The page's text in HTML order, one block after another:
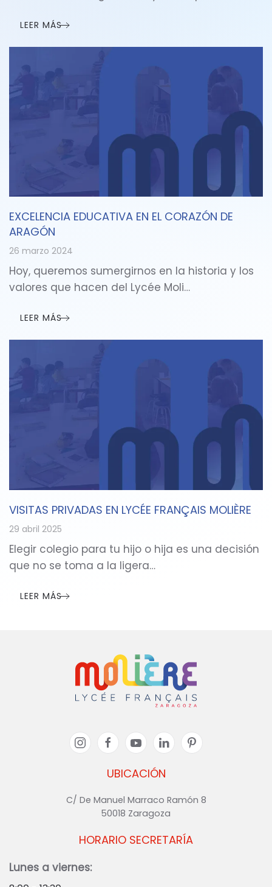
LEER MÁS
EXCELENCIA EDUCATIVA EN EL CORAZÓN DE
ARAGÓN
26 marzo 2024
Hoy, queremos sumergirnos en la historia y los
valores que hacen del Lycée Moli…
LEER MÁS
VISITAS PRIVADAS EN LYCÉE FRANÇAIS MOLIÈRE
29 abril 2025
Elegir colegio para tu hijo o hija es una decisión
que no se toma a la ligera…
LEER MÁS
UBICACIÓN
C/ De Manuel Marraco Ramón 8
50018 Zaragoza
HORARIO SECRETARÍA
Lunes a viernes: